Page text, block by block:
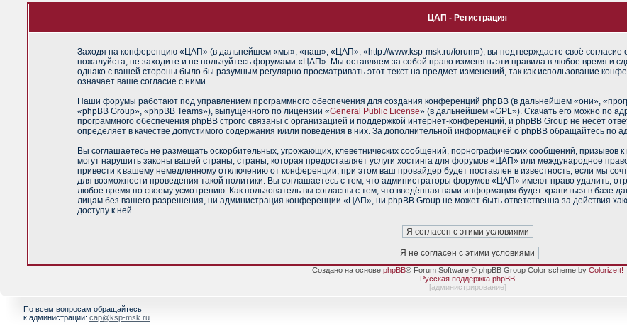
ЦАП - Регистрация
Заходя на конференцию «ЦАП» (в дальнейшем «мы», «наш», «ЦАП», «http://www.ksp-msk.ru/forum»), вы подтверждаете своё согласие
пожалуйста, не заходите и не пользуйтесь форумами «ЦАП». Мы оставляем за собой право изменять эти правила в любое время и
однако с вашей стороны было бы разумным регулярно просматривать этот текст на предмет изменений, так как использование
означает ваше согласие с ними.
Наши форумы работают под управлением программного обеспечения для создания конференций phpBB (в дальнейшем «они»,
«phpBB Group», «phpBB Teams»), выпущенного по лицензии «General Public License» (в дальнейшем «GPL»). Скачать его можно по
программного обеспечения phpBB строго связаны с организацией и поддержкой интернет-конференций, и phpBB Group не несёт
определяет в качестве допустимого содержания и/или поведения в них. За дополнительной информацией о phpBB обращайтесь по
Вы соглашаетесь не размещать оскорбительных, угрожающих, клеветнических сообщений, порнографических сообщений, призывов
могут нарушить законы вашей страны, страны, которая предоставляет услуги хостинга для форумов «ЦАП» или международное
привести к вашему немедленному отключению от конференции, при этом ваш провайдер будет поставлен в известность, если мы
для возможности проведения такой политики. Вы соглашаетесь с тем, что администраторы форумов «ЦАП» имеют право удалить,
любое время по своему усмотрению. Как пользователь вы согласны с тем, что введённая вами информация будет храниться в базе
лицам без вашего разрешения, ни администрация конференции «ЦАП», ни phpBB Group не может быть ответственна за действия
доступу к ней.
Создано на основе phpBB® Forum Software © phpBB Group Color scheme by ColorizeIt!
Русская поддержка phpBB
[администрирование]
По всем вопросам обращайтесь
к администрации: cap@ksp-msk.ru